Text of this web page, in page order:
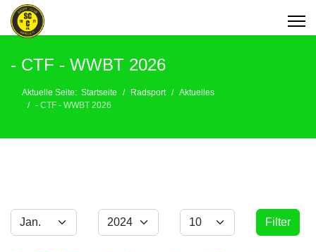
- CTF - WWBT 2026
Aktuelle Seite: Startseite Radsport
Aktuelles
- CTF - WWBT 2026
Filter
Monat Jahr Anzeige #
Filter